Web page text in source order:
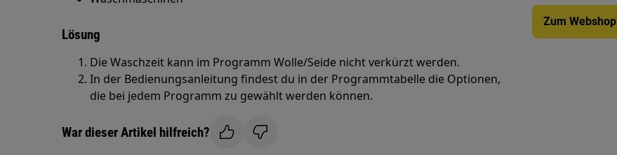
Lösung
Die Waschzeit kann im Programm Wolle/Seide nicht verkürzt werden.
In der Bedienungsanleitung findest du in der Programmtabelle die Optionen,
die bei jedem Programm zu gewählt werden können.
War dieser Artikel hilfreich?
Zum Webshop